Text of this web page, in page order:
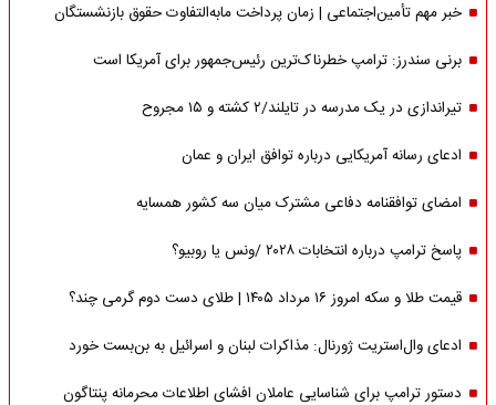
خبر مهم تأمین‌اجتماعی | زمان پرداخت مابه‌التفاوت حقوق بازنشستگان
برنی سندرز: ترامپ خطرناک‌ترین رئیس‌جمهور برای آمریکا است
تیراندازی در یک مدرسه در تایلند/۲ کشته و ۱۵ مجروح
ادعای رسانه آمریکایی درباره توافق ایران و عمان
امضای توافقنامه دفاعی مشترک میان سه کشور همسایه
پاسخ ترامپ درباره انتخابات ۲۰۲۸ /ونس یا روبیو؟
قیمت طلا و سکه امروز ۱۶ مرداد ۱۴۰۵ | طلای دست دوم گرمی چند؟
ادعای وال‌استریت ژورنال: مذاکرات لبنان و اسرائیل به بن‌بست خورد
دستور ترامپ برای شناسایی عاملان افشای اطلاعات محرمانه پنتاگون